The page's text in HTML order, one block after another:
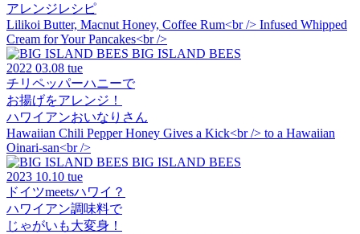
アレンジレシピ
Lilikoi Butter, Macnut Honey, Coffee Rum<br /> Infused Whipped
Cream for Your Pancakes<br />
BIG ISLAND BEES
2022 03.08 tue
チリペッパーハニーで
お揚げをアレンジ！
ハワイアンおいなりさん
Hawaiian Chili Pepper Honey Gives a Kick<br /> to a Hawaiian
Oinari-san<br />
BIG ISLAND BEES
2023 10.10 tue
ドイツmeetsハワイ？
ハワイアン調味料で
じゃがいも大変身！